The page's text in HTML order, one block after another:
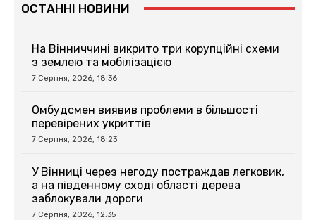
ОСТАННІ НОВИНИ
На Вінниччині викрито три корупційні схеми
з землею та мобілізацією
7 Серпня, 2026, 18:36
Омбудсмен виявив проблеми в більшості
перевірених укриттів
7 Серпня, 2026, 18:23
У Вінниці через негоду постраждав легковик,
а на південному сході області дерева
заблокували дороги
7 Серпня, 2026, 12:35